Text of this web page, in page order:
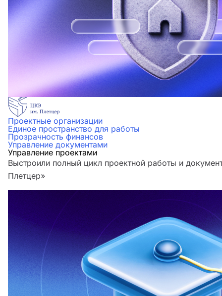
Проектные организации
Единое пространство для работы
Прозрачность финансов
Управление документами
Управление проектами
Выстроили полный цикл проектной работы и
Плетцер»